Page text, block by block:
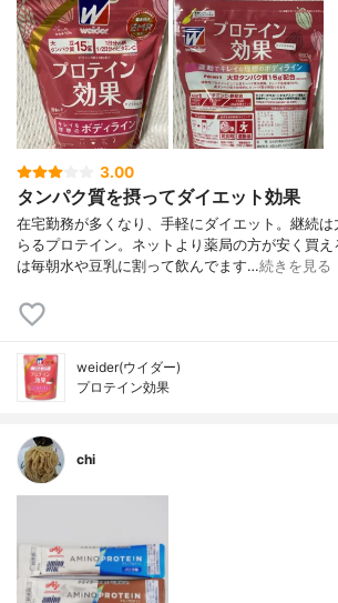
3.00
タンパク質を摂ってダイエット効果
在宅勤務が多くなり、手軽にダイエット。継続
らるプロテイン。ネットより薬局の方が安く買
は毎朝水や豆乳に割って飲んでます…続きを見る
weider(ウイダー)
プロテイン効果
chi